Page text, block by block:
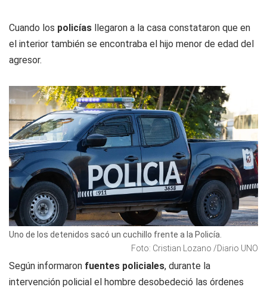
Cuando los policías llegaron a la casa constataron que en
el interior también se encontraba el hijo menor de edad del
agresor.
Uno de los detenidos sacó un cuchillo frente a la Policía.
Foto: Cristian Lozano /Diario UNO
Según informaron fuentes policiales, durante la
intervención policial el hombre desobedeció las órdenes